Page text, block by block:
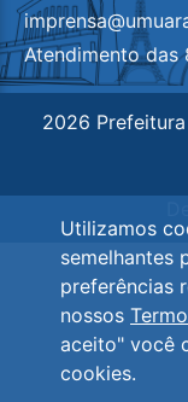
Atendimento das
2026
Utilizamos
semelhantes
preferências
nossos
aceito" você
cookies.